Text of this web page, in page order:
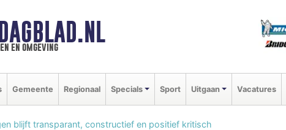
en omgeving
Gemeente Regionaal Specials Sport Uitgaan Vacatures
blijft transparant, constructief en positief kritisch